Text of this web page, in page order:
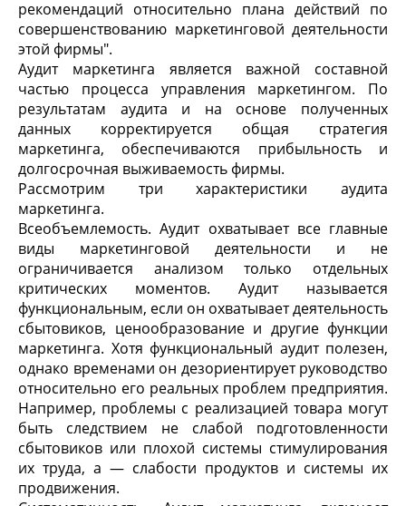
рекомендаций относительно плана действий по
совершенствованию маркетинговой деятельности
этой фирмы".
Аудит маркетинга является важной составной
частью процесса управления маркетингом. По
результатам аудита и на основе полученных
данных корректируется общая стратегия
маркетинга, обеспечиваются прибыльность и
долгосрочная выживаемость фирмы.
Рассмотрим три характеристики аудита
маркетинга.
Всеобъемлемость. Аудит охватывает все главные
виды маркетинговой деятельности и не
ограничивается анализом только отдельных
критических моментов. Аудит называется
функциональным, если он охватывает деятельность
сбытовиков, ценообразование и другие функции
маркетинга. Хотя функциональный аудит полезен,
однако временами он дезориентирует руководство
относительно его реальных проблем предприятия.
Например, проблемы с реализацией товара могут
быть следствием не слабой подготовленности
сбытовиков или плохой системы стимулирования
их труда, а — слабости продуктов и системы их
продвижения.